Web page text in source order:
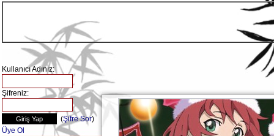
Kullanıcı Adınız:
Şifreniz:
(Şifre Sor)
Üye Ol